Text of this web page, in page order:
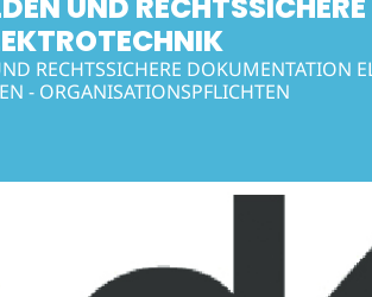
RECHTSSICHERE DOKUMENTATION
- ORGANISATIONSPFLICHTEN